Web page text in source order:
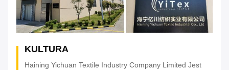
KULTURA
Haining Yichuan Textile Industry Company Limited Jest